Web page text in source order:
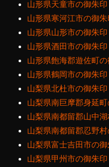
山形県天童市の御朱印
山形県寒河江市の御朱
山形県山形市の御朱印
山形県酒田市の御朱印
山形県飽海郡遊佐町
山形県鶴岡市の御朱印
山梨県北杜市の御朱印
山梨県南巨摩郡身延
山梨県南都留郡山中
山梨県南都留郡忍野
山梨県富士吉田市の
山梨県甲州市の御朱印